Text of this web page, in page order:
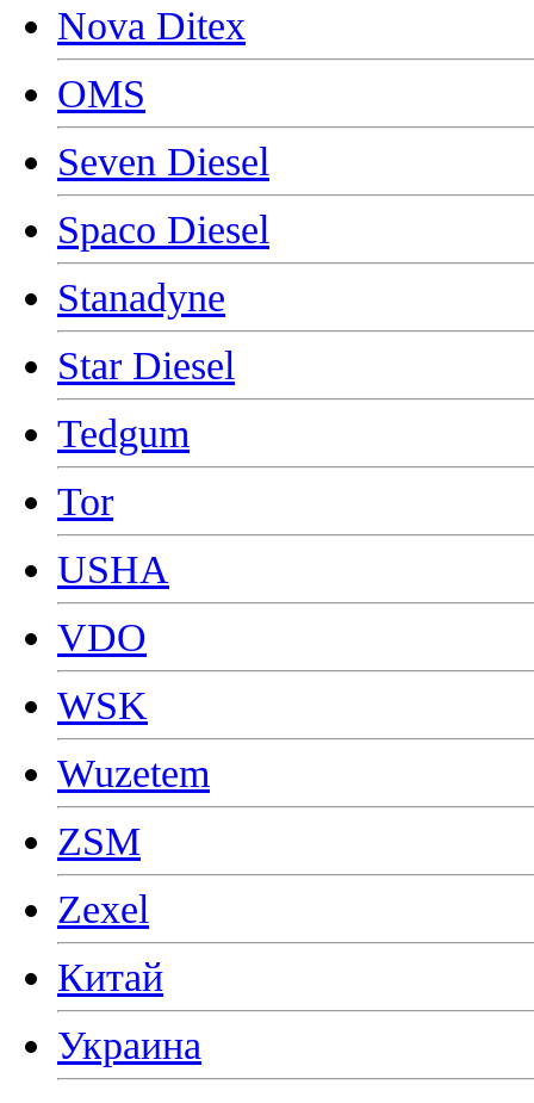
Nova Ditex
OMS
Seven Diesel
Spaco Diesel
Stanadyne
Star Diesel
Tedgum
Tor
USHA
VDO
WSK
Wuzetem
ZSM
Zexel
Китай
Украина